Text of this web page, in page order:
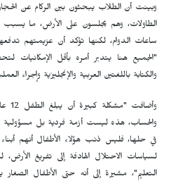
وبينت أن الطلاب يبحثون بين الركام عن
الطاولات، وهم يجلسون على الأرض، ما
ساعات الدوام، لكنها تؤكد أن عزيمتهم
"الجميع هنا يتدبر أمره بأقل الإمكانيات
والكتابة باللغتين العربية والإنجليزية وإجراء
والحساب، هذه ليست أزمة فردية بل مسؤولية
في حلها، فليس ذنب هؤلاء الأطفال أنهم
لسياسات الاحتلال الهادفة إلى تفريغ
التعليم"، مشيرة إلى أنه حتى الأطفال